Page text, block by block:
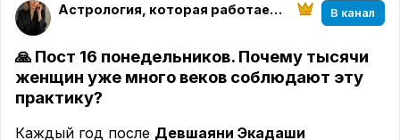
Астрология, которая работает | Елена Розова В канал
🙏 Пост 16 понедельников. Почему тысячи
женщин уже много веков соблюдают эту
практику?
Каждый год после Девшаяни Экадаши